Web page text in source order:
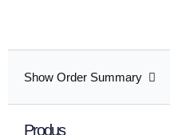
Show Order Summary
Produs